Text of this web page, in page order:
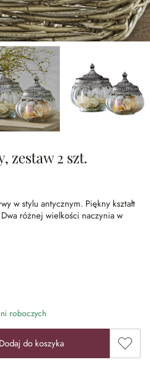
zestaw 2 szt.
w stylu antycznym. Piękny kształt
Dwa różnej wielkości naczynia w
roboczych
żądaną wartość lub użyj
Dodaj do koszyka Dodaj